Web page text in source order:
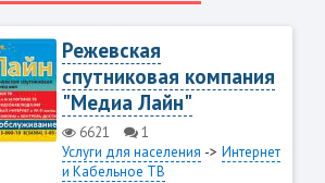
Режевская
спутниковая компания
"Медиа Лайн"
6621
1
Услуги для населения -> Интернет
и Кабельное ТВ